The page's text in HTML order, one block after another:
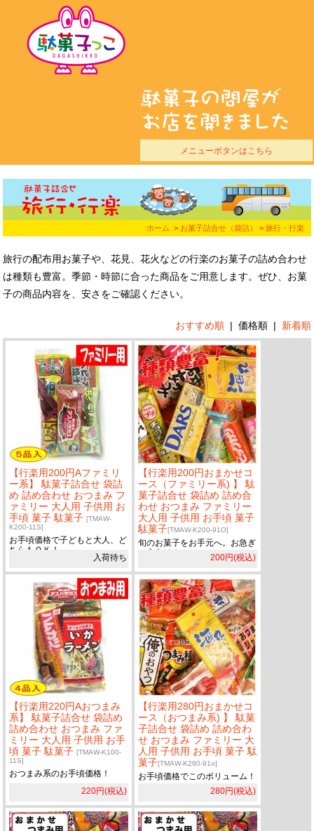
メニューボタンはこちら
ホーム > お菓子詰合せ（袋詰） > 旅行・行楽
旅行の配布用お菓子や、花見、花火などの行楽のお菓子の詰め合わせ
は種類も豊富。季節・時節に合った商品をご用意します。ぜひ、お菓
子の商品内容を、安さをご確認ください。
おすすめ順| 価格順| 新着順
【行楽用200円Aファミリ
ー系】 駄菓子詰合せ 袋詰
め 詰め合わせ おつまみ フ
ァミリー 大人用 子供用 お
手頃 菓子 駄菓子[TMAW-
K200-11S]
お手頃価格で子どもと大人、ど
ちらもＯＫ！
入荷待ち
【行楽用200円おまかせコ
ース（ファミリー系) 】 駄
菓子詰合せ 袋詰め 詰め合
わせ おつまみ ファミリー
大人用 子供用 お手頃 菓子
駄菓子[TMAW-K200-91O]
旬のお菓子をお手元へ。お急ぎ
の方向け！
200円(税込)
【行楽用220円Aおつまみ
系】 駄菓子詰合せ 袋詰め
詰め合わせ おつまみ ファ
ミリー 大人用 子供用 お手
頃 菓子 駄菓子[TMAW-K100-
11S]
おつまみ系のお手頃価格！
220円(税込)
【行楽用280円おまかせコ
ース（おつまみ系) 】 駄菓
子詰合せ 袋詰め 詰め合わ
せ おつまみ ファミリー 大
人用 子供用 お手頃 菓子 駄
菓子[TMAW-K280-91o]
お手頃価格でこのボリューム！
280円(税込)